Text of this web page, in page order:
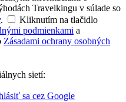
Travelkingu v súlade so
.
Kliknutím na tlačidlo
podmienkami a
Zásadami ochrany osobných
sietí:
sa cez Google